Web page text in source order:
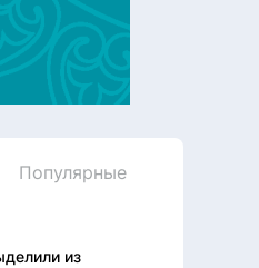
Популярные
из